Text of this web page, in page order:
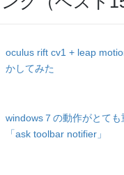
oculus rift cv1 + leap
かしてみた
windows７の動作がとても
「ask toolbar notifier」